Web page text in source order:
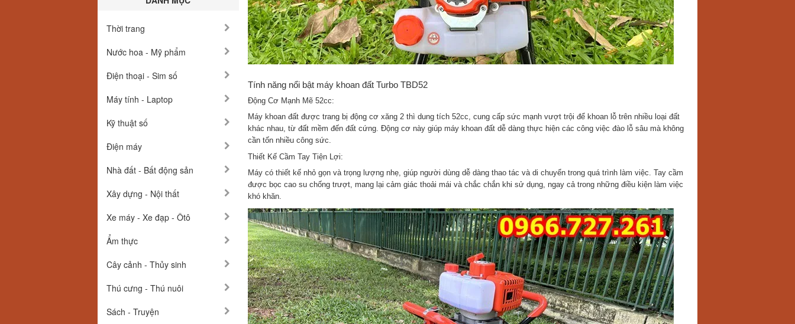
Thời trang
Nước hoa - Mỹ phẩm
Điện thoại - Sim số
Máy tính - Laptop
Kỹ thuật số
Điện máy
Nhà đất - Bất động sản
Xây dựng - Nội thất
Xe máy - Xe đạp - Ôtô
Ẩm thực
Cây cảnh - Thủy sinh
Thú cưng - Thú nuôi
Sách - Truyện
Tính năng nổi bật máy khoan đất Turbo TBD52
Động Cơ Mạnh Mẽ 52cc:
Máy khoan đất được trang bị động cơ xăng 2 thì dung tích 52cc, cung cấp sức mạnh vượt trội để khoan lỗ trên nhiều loại đất
khác nhau, từ đất mềm đến đất cứng. Động cơ này giúp máy khoan đất dễ dàng thực hiện các công việc đào lỗ sâu mà không
cần tốn nhiều công sức.
Thiết Kế Cầm Tay Tiện Lợi:
Máy có thiết kế nhỏ gọn và trọng lượng nhẹ, giúp người dùng dễ dàng thao tác và di chuyển trong quá trình làm việc. Tay cầm
được bọc cao su chống trượt, mang lại cảm giác thoải mái và chắc chắn khi sử dụng, ngay cả trong những điều kiện làm việc
khó khăn.